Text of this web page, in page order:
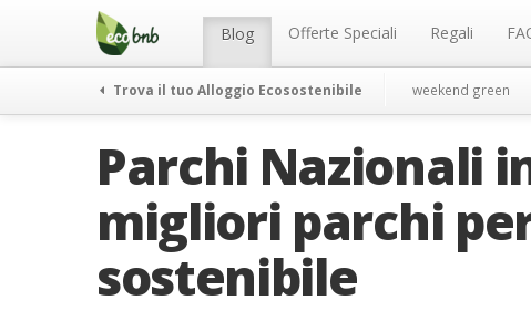
Menu Blog Offerte Speciali Regali
Trova il tuo Alloggio Ecosostenibile weekend green
Parchi Nazionali
migliori parchi
sostenibile